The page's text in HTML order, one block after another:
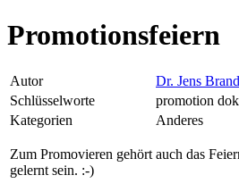
Promotionsfeiern
Autor
Dr. Jens
Schlüsselworte
promotion
Kategorien
Anderes
Zum Promovieren gehört auch das
gelernt sein. :-)